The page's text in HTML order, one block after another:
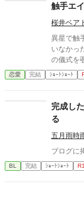
触手エ
桜井ベア
異星で触
いなかっ
の儀式を
を覚える
深くまで
恋愛 完結 ｼｮｰﾄｼｮｰﾄ
完成し
る
五月雨時
ブログに
BL 完結 ｼｮｰﾄｼｮｰﾄ